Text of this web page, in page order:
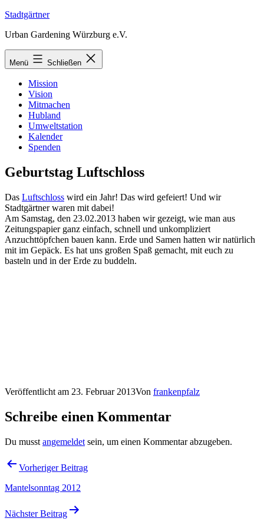
Zum
springen
Stadtgärtner
Urban Gardening Würzburg e.V.
Menü Schließen
Mission
Vision
Mitmachen
Hubland
Umweltstation
Kalender
Spenden
Geburtstag Luftschloss
Das Luftschloss wird ein Jahr! Das wird gefeiert! Und wir
Stadtgärtner waren mit dabei!
Am Samstag, den 23.02.2013 haben wir gezeigt, wie man aus
Zeitungspapier ganz einfach, schnell und unkompliziert
Anzuchttöpfchen bauen kann. Erde und Samen hatten wir natürlich
mit im Gepäck. Es hat uns großen Spaß gemacht, mit euch zu
basteln und in der Erde zu buddeln.
Veröffentlicht am 23. Februar 2013Von frankenpfalz
Schreibe einen Kommentar
Du musst angemeldet sein, um einen Kommentar abzugeben.
Beitragsnavigation
Vorheriger Beitrag
Mantelsonntag 2012
Nächster Beitrag